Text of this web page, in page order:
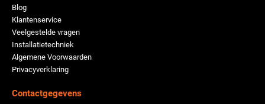
Blog
Klantenservice
Veelgestelde vragen
Installatietechniek
Algemene Voorwaarden
Privacyverklaring
Contactgegevens